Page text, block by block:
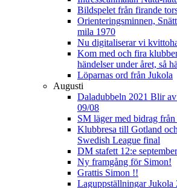
Bildspelet från firande
Orienteringsminnen,
mila 1970
Nu digitaliserar vi
Kom med och fira
händelser under året, så
Löparnas ord från Jukola
Augusti
Daladubbeln 2021 Blir
09/08
SM läger med bidrag
Klubbresa till Gotland
Swedish League final
DM stafett 12:e september
Ny framgång för Simon!
Grattis Simon !!
Laguppställningar Jukola